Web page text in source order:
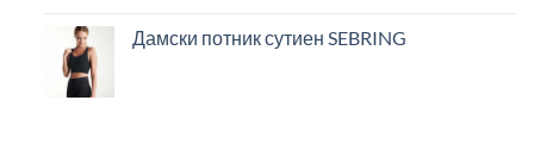
Дамски потник сутиен SEBRING